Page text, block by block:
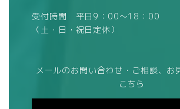
受付時間 平日9：00～18：00
（土・日・祝日定休）
メールのお問い合わせ・ご相談、お
こちら